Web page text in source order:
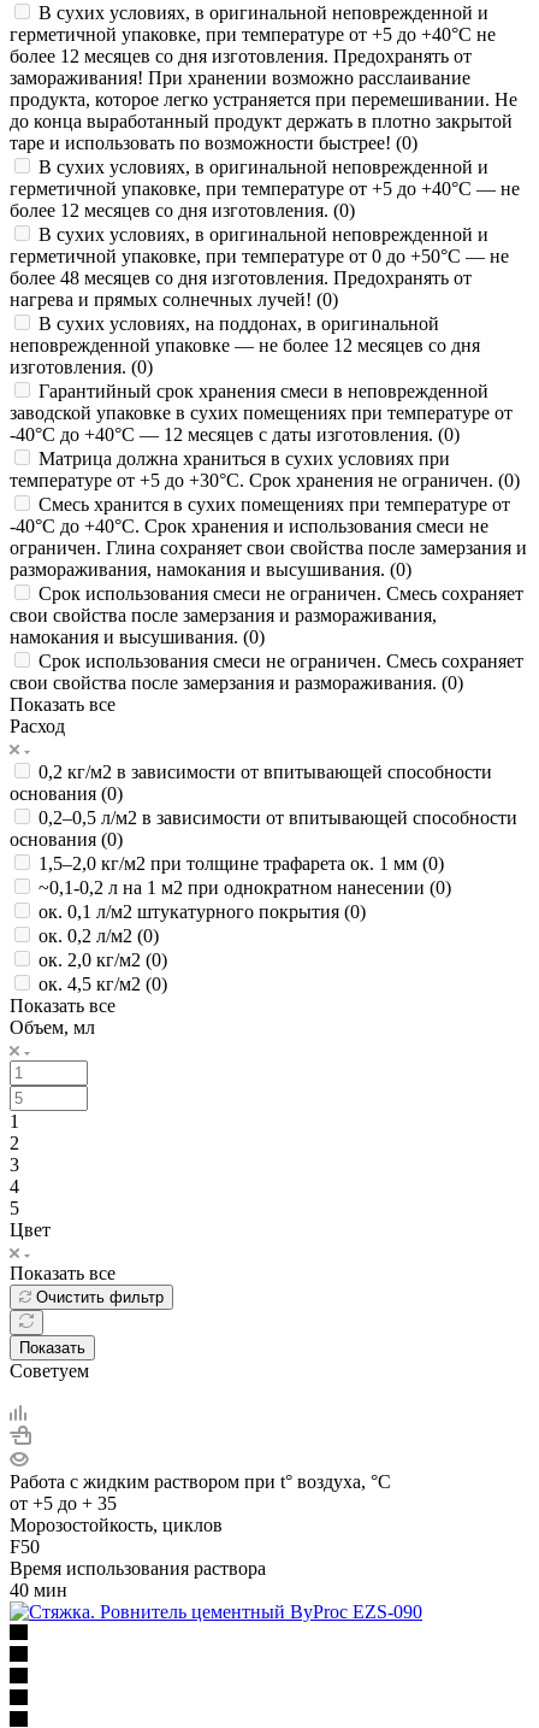
В сухих условиях, в оригинальной неповрежденной и
герметичной упаковке, при температуре от +5 до +40°С не
более 12 месяцев со дня изготовления. Предохранять от
замораживания! При хранении возможно расслаивание
продукта, которое легко устраняется при перемешивании. Не
до конца выработанный продукт держать в плотно закрытой
таре и использовать по возможности быстрее! (0)
В сухих условиях, в оригинальной неповрежденной и
герметичной упаковке, при температуре от +5 до +40°С — не
более 12 месяцев со дня изготовления. (0)
В сухих условиях, в оригинальной неповрежденной и
герметичной упаковке, при температуре от 0 до +50°C — не
более 48 месяцев со дня изготовления. Предохранять от
нагрева и прямых солнечных лучей! (0)
В сухих условиях, на поддонах, в оригинальной
неповрежденной упаковке — не более 12 месяцев со дня
изготовления. (0)
Гарантийный срок хранения смеси в неповрежденной
заводской упаковке в сухих помещениях при температуре от
-40°С до +40°С — 12 месяцев с даты изготовления. (0)
Матрица должна храниться в сухих условиях при
температуре от +5 до +30°C. Срок хранения не ограничен. (0)
Смесь хранится в сухих помещениях при температуре от
-40°С до +40°С. Срок хранения и использования смеси не
ограничен. Глина сохраняет свои свойства после замерзания и
размораживания, намокания и высушивания. (0)
Срок использования смеси не ограничен. Смесь сохраняет
свои свойства после замерзания и размораживания,
намокания и высушивания. (0)
Срок использования смеси не ограничен. Смесь сохраняет
свои свойства после замерзания и размораживания. (0)
Показать все
Расход
0,2 кг/м2 в зависимости от впитывающей способности
основания (0)
0,2–0,5 л/м2 в зависимости от впитывающей способности
основания (0)
1,5–2,0 кг/м2 при толщине трафарета ок. 1 мм (0)
~0,1-0,2 л на 1 м2 при однократном нанесении (0)
ок. 0,1 л/м2 штукатурного покрытия (0)
ок. 0,2 л/м2 (0)
ок. 2,0 кг/м2 (0)
ок. 4,5 кг/м2 (0)
Показать все
Объем, мл
1
2
3
4
5
Цвет
Показать все
Очистить фильтр
Показать
Советуем
Работа с жидким раствором при t° воздуха, °C
от +5 до + 35
Морозостойкость, циклов
F50
Время использования раствора
40 мин